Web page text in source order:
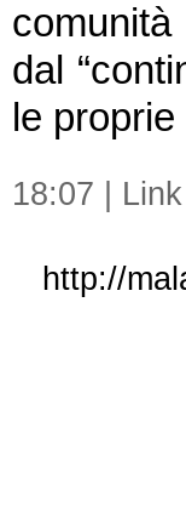
dal
le
18:07 |
http://